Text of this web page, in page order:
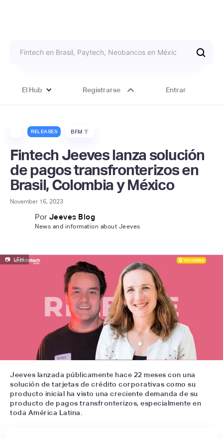
El Hub Registrarse Entrar
RELEASES BFM 👔
Fintech Jeeves lanza solución
de pagos transfronterizos en
Brasil, Colombia y México
November 16, 2023
Por Jeeves Blog
News and information about Jeeves
📷 LFH
Jeeves lanzada públicamente hace 22 meses con una
solución de tarjetas de crédito corporativas como su
producto inicial ha visto una creciente demanda de su
producto de pagos transfronterizos, especialmente en
toda América Latina.